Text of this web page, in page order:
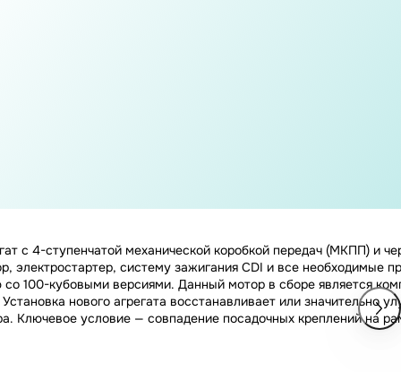
с 4-ступенчатой механической коробкой передач (МКПП) и
систему зажигания CDI и все необходимые
100-кубовыми версиями. Данный мотор в сборе является
нового агрегата восстанавливает или значительно
Ключевое условие — совпадение посадочных креплений на